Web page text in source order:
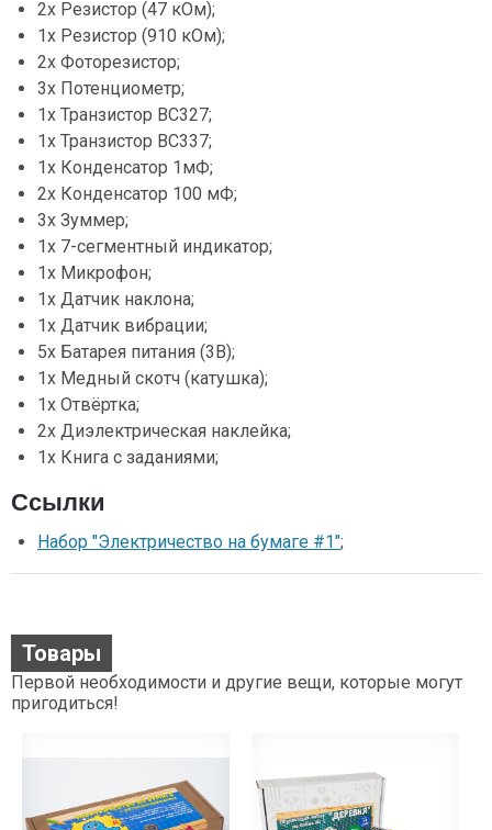
2х Резистор (47 кОм);
1х Резистор (910 кОм);
2х Фоторезистор;
3х Потенциометр;
1х Транзистор BC327;
1х Транзистор BC337;
1х Конденсатор 1мФ;
2х Конденсатор 100 мФ;
3х Зуммер;
1х 7-сегментный индикатор;
1х Микрофон;
1х Датчик наклона;
1х Датчик вибрации;
5х Батарея питания (3В);
1х Медный скотч (катушка);
1х Отвёртка;
2х Диэлектрическая наклейка;
1х Книга с заданиями;
Ссылки
Набор "Электричество на бумаге #1";
Товары
Первой необходимости и другие вещи, которые могут
пригодиться!